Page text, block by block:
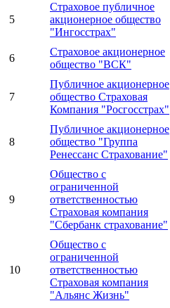
5
Страховое публичное
акционерное общество
"Ингосстрах"
6
Страховое акционерное
общество "ВСК"
7
Публичное акционерное
общество Страховая
Компания "Росгосстрах"
8
Публичное акционерное
общество "Группа
Ренессанс Страхование"
9
Общество с
ограниченной
ответственностью
Страховая компания
"Сбербанк страхование"
10
Общество с
ограниченной
ответственностью
Страховая компания
"Альянс Жизнь"